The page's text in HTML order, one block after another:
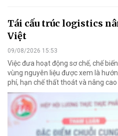
Tái cấu trúc logistics
Việt
09/08/2026 15:53
Việc đưa hoạt động sơ chế, chế
vùng nguyên liệu được xem là
phí, hạn chế thất thoát và nâng